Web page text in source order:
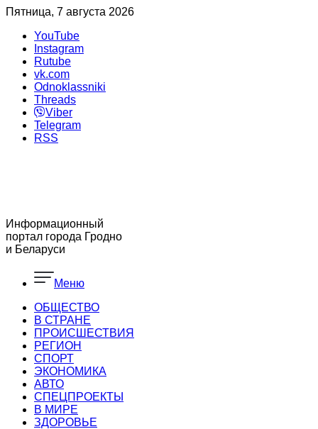
Пятница, 7 августа 2026
YouTube
Instagram
Rutube
vk.com
Odnoklassniki
Threads
Viber
Telegram
RSS
Информационный
портал города Гродно
и Беларуси
Меню
ОБЩЕСТВО
В СТРАНЕ
ПРОИСШЕСТВИЯ
РЕГИОН
CПОРТ
ЭКОНОМИКА
АВТО
СПЕЦПРОЕКТЫ
В МИРЕ
ЗДОРОВЬЕ